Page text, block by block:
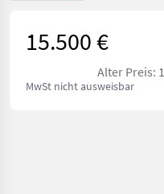
15.500 €
Alter Preis:
MwSt nicht ausweisbar